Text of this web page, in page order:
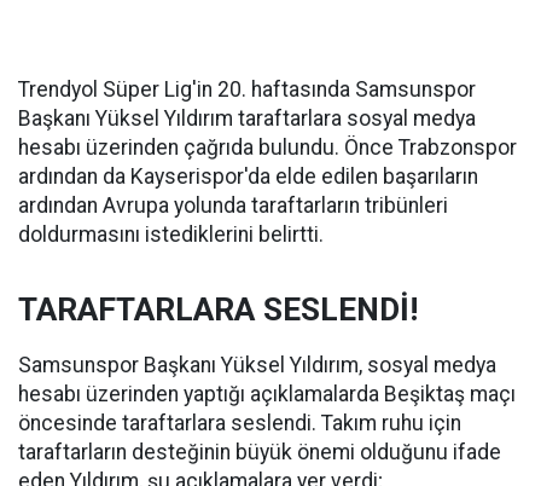
Trendyol Süper Lig'in 20. haftasında Samsunspor
Başkanı Yüksel Yıldırım taraftarlara sosyal medya
hesabı üzerinden çağrıda bulundu. Önce Trabzonspor
ardından da Kayserispor'da elde edilen başarıların
ardından Avrupa yolunda taraftarların tribünleri
doldurmasını istediklerini belirtti.
TARAFTARLARA SESLENDİ!
Samsunspor Başkanı Yüksel Yıldırım, sosyal medya
hesabı üzerinden yaptığı açıklamalarda Beşiktaş maçı
öncesinde taraftarlara seslendi. Takım ruhu için
taraftarların desteğinin büyük önemi olduğunu ifade
eden Yıldırım, şu açıklamalara yer verdi;